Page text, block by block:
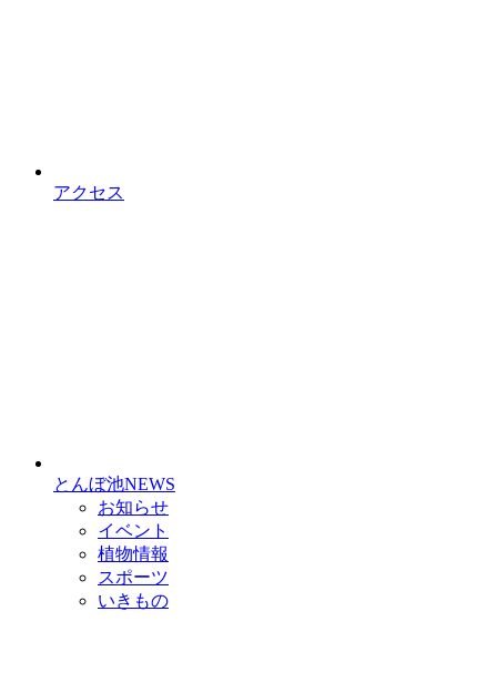
アクセス
とんぼ池NEWS
お知らせ
イベント
植物情報
スポーツ
いきもの